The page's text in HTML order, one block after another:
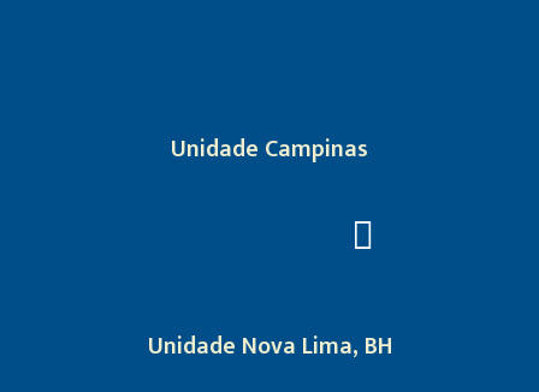
Unidade Campinas
Unidade Nova Lima, BH